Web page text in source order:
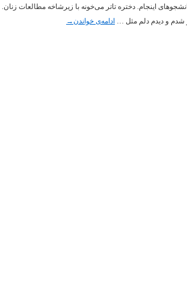
اینجام. دختره تاتر می‌خونه با زیرشاخه‌ مطالعات زنان.
شدم و دیدم دلم مثل … ادامه‌ی خواندن→